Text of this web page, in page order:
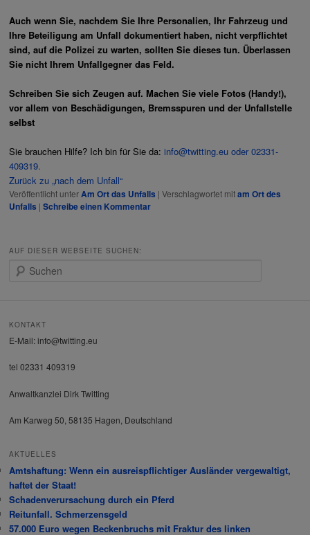
Auch wenn Sie, nachdem Sie Ihre Personalien, Ihr Fahrzeug und
Ihre Beteiligung am Unfall dokumentiert haben, nicht verpflichtet
sind, auf die Polizei zu warten, sollten Sie dieses tun. Überlassen
Sie nicht Ihrem Unfallgegner das Feld.
Schreiben Sie sich Zeugen auf. Machen Sie viele Fotos (Handy!),
vor allem von Beschädigungen, Bremsspuren und der Unfallstelle
selbst
Sie brauchen Hilfe? Ich bin für Sie da: info@twitting.eu oder 02331-
409319.
Zurück zu „nach dem Unfall“
Veröffentlicht unter Am Ort das Unfalls |Verschlagwortet mit am Ort des
Unfalls |Schreibe einen Kommentar
AUF DIESER WEBSEITE SUCHEN:
KONTAKT
E-Mail: info@twitting.eu
tel 02331 409319
Anwaltkanzlei Dirk Twitting
Am Karweg 50, 58135 Hagen, Deutschland
AKTUELLES
Amtshaftung: Wenn ein ausreispflichtiger Ausländer vergewaltigt,
haftet der Staat!
Schadenverursachung durch ein Pferd
Reitunfall. Schmerzensgeld
57.000 Euro wegen Beckenbruchs mit Fraktur des linken